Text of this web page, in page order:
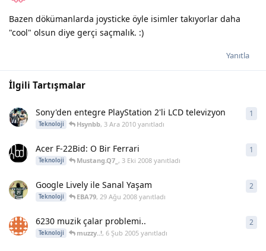
Bazen dökümanlarda joysticke öyle isimler takıyorlar daha
"cool" olsun diye gerçi saçmalık. :)
Yanıtla
İlgili Tartışmalar
Sony'den entegre PlayStation 2'li LCD televizyon
Teknoloji Hsynbb,3 Ara 2010 yanıtladı
1
Acer F-22Bid: O Bir Ferrari
Teknoloji Mustang.Q7_ ,3 Eki 2008 yanıtladı
1
Google Lively ile Sanal Yaşam
Teknoloji EBA79,29 Ağu 2008 yanıtladı
2
6230 muzik çalar problemi..
Teknoloji muzzy..!,6 Şub 2005 yanıtladı
2